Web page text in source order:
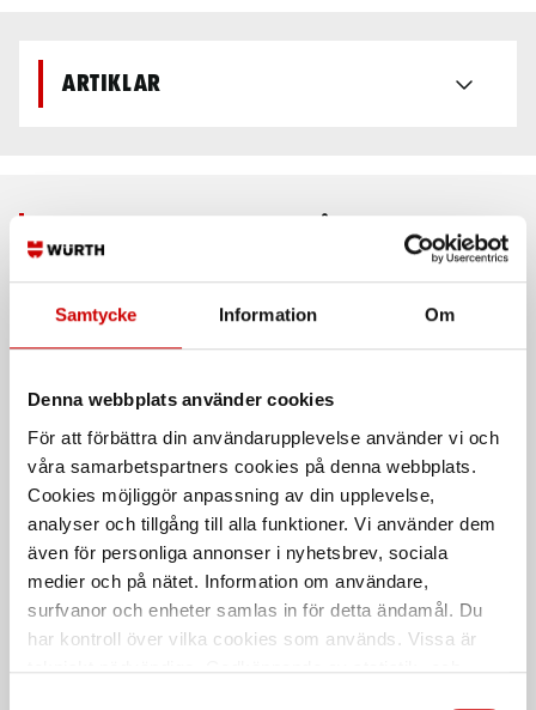
Samtycke Information Om
Denna webbplats använder cookies
För att förbättra din användarupplevelse använder vi och
våra samarbetspartners cookies på denna webbplats.
Cookies möjliggör anpassning av din upplevelse,
analyser och tillgång till alla funktioner. Vi använder dem
även för personliga annonser i nyhetsbrev, sociala
medier och på nätet. Information om användare,
surfvanor och enheter samlas in för detta ändamål. Du
har kontroll över vilka cookies som används. Vissa är
tekniskt nödvändiga. Godkännande av statistik- och
Artiklar
Rekommenderat baserat på vald produkt
Klädseltvätt SEG 10
Compact
Våt- och torrdammsugare
Sweatshirt med Varsel
Full Zip 3567
100% Bomull